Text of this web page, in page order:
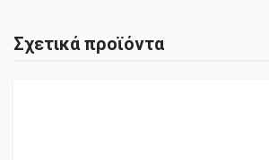
Σχετικά προϊόντα